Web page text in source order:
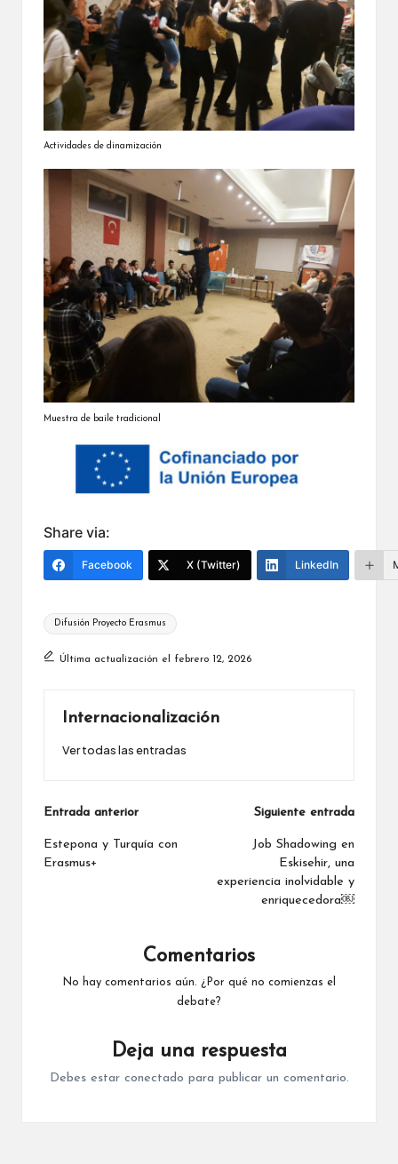
Actividades de dinamización
Muestra de baile tradicional
Share via:
Facebook X (Twitter) LinkedIn
Etiquetas:
Difusión Proyecto Erasmus
Última actualización el febrero 12, 2026
Internacionalización
Ver todas las entradas
Navegación
de
Entrada anterior
Estepona y Turquía con
Erasmus+
Siguiente entrada
Job Shadowing en
Eskisehir, una
experiencia inolvidable y
enriquecedora￼
Comentarios
No hay comentarios aún. ¿Por qué no comienzas el
debate?
Deja una respuesta
Debes estar conectado para publicar un comentario.